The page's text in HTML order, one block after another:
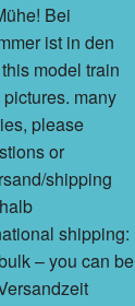
Bei
ist in den
model train
many
please
or
shipping
shipping:
– you can be